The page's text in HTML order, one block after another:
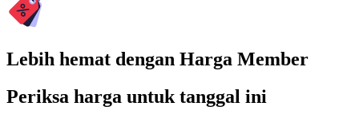
Lebih hemat dengan Harga Member
Periksa harga untuk tanggal ini